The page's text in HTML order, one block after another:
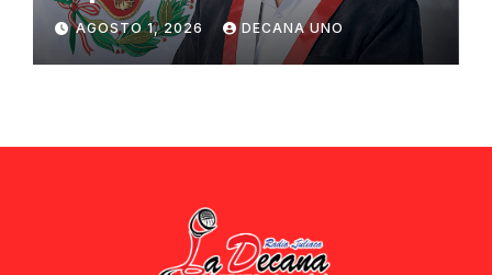
Constitucional tras liberación
de Ollanta Humala
AGOSTO 1, 2026 DECANA UNO